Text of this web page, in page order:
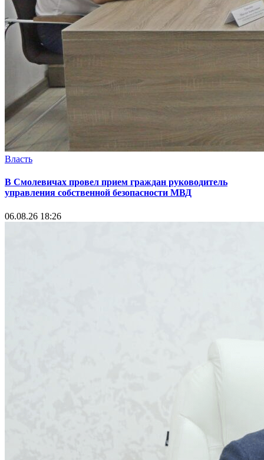
Власть
В Смолевичах провел прием граждан руководитель
управления собственной безопасности МВД
06.08.26 18:26